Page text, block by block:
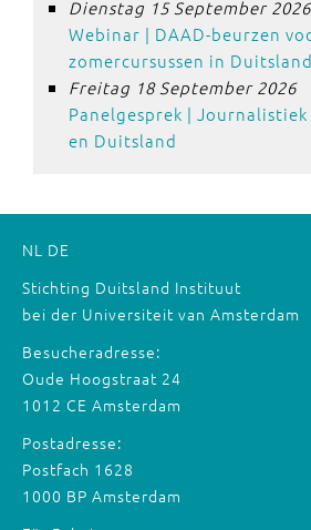
Dienstag 15 September 2026
Webinar | DAAD-beurzen
zomercursussen in Duitsland
Freitag 18 September 2026
Panelgesprek |
en Duitsland
NL DE
Stichting Duitsland Instituut
bei der Universiteit van Amsterdam
Besucheradresse:
Oude Hoogstraat 24
1012 CE Amsterdam
Postadresse:
Postfach 1628
1000 BP Amsterdam